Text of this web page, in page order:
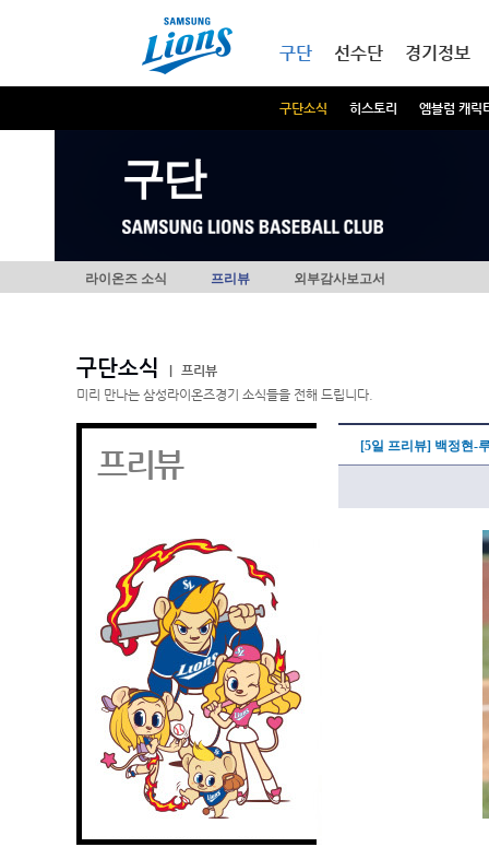
구단
구단소식 히스토리 엠블럼 캐릭
선수단 경기정보
구단
라이온즈 소식 프리뷰 외부감사보고서
구단소식
프리뷰
미리 만나는 삼성라이온즈경기 소식들을 전해 드립니다.
프리뷰 [5일 프리뷰] 백정현-